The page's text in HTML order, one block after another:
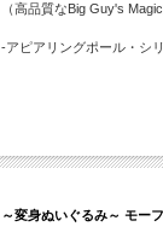
（高品質なBig Guy's Magic
-アピアリングポール・シ
～変身ぬいぐるみ～ モー